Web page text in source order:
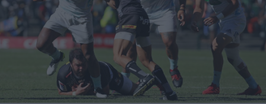
6 Nazioni
United Rugby Championship
Top14
Premiership